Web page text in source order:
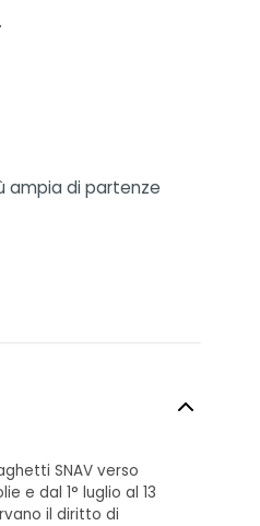
ampia di partenze
SNAV verso
e dal 1° luglio al 13
il diritto di